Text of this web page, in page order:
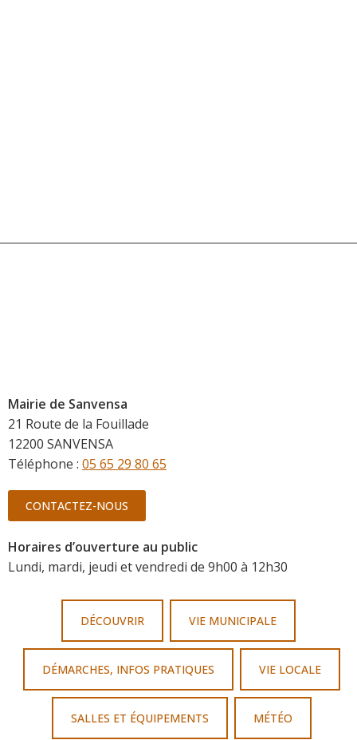
Mairie de Sanvensa
21 Route de la Fouillade
12200 SANVENSA
Téléphone : 05 65 29 80 65
CONTACTEZ-NOUS
Horaires d’ouverture au public
Lundi, mardi, jeudi et vendredi de 9h00 à 12h30
DÉCOUVRIR VIE MUNICIPALE
DÉMARCHES, INFOS PRATIQUES VIE LOCALE
SALLES ET ÉQUIPEMENTS MÉTÉO